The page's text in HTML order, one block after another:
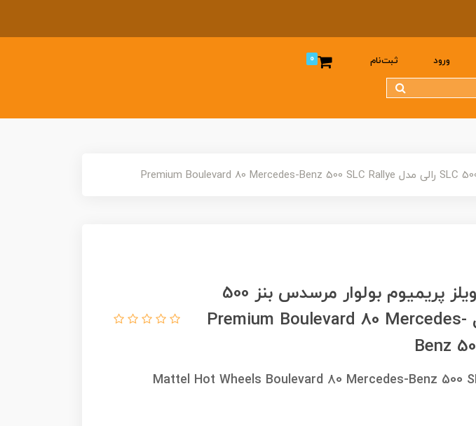
ورود ثبت‌نام 0
ماشین هات ویلز پریمیوم بولوار مرسدس بنز 500
SLC رالی مدل Premium Boulevard 80 Mercedes-
Benz
Mattel Hot Wheels Boulevard 80 Mercedes-Benz 500